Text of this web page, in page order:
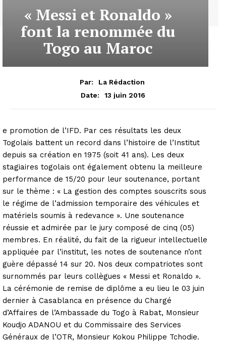
« Messi et Ronaldo »
font la renommée du
Togo au Maroc
Par:
La Rédaction
Date:
13 juin 2016
e promotion de l’IFD. Par ces résultats les deux
Togolais battent un record dans l’histoire de l’Institut
depuis sa création en 1975 (soit 41 ans). Les deux
stagiaires togolais ont également obtenu la meilleure
performance de 15/20 pour leur soutenance, portant
sur le thème : « La gestion des comptes souscrits sous
le régime de l’admission temporaire des véhicules et
matériels soumis à redevance ». Une soutenance
réussie et admirée par le jury composé de cinq (05)
membres. En réalité, du fait de la rigueur intellectuelle
appliquée par l’institut, les notes de soutenance n’ont
guère dépassé 14 sur 20. Nos deux compatriotes sont
surnommés par leurs collègues « Messi et Ronaldo ».
La cérémonie de remise de diplôme a eu lieu le 03 juin
dernier à Casablanca en présence du Chargé
d’Affaires de l’Ambassade du Togo à Rabat, Monsieur
Koudjo ADANOU et du Commissaire des Services
Généraux de l’OTR, Monsieur Kokou Philippe Tchodie.